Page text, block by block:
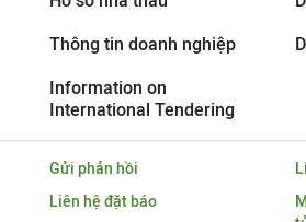
Thông tin doanh nghiệp
Information on
International Tendering
Gửi phản hồi
Liên hệ đặt báo